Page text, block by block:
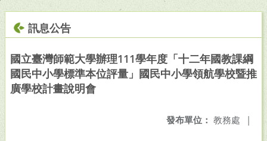
訊息公告
國立臺灣師範大學辦理111學年度「十二年國教課綱
國民中小學標準本位評量」國民中小學領航學校暨推
廣學校計畫說明會
發布單位： 教務處 |